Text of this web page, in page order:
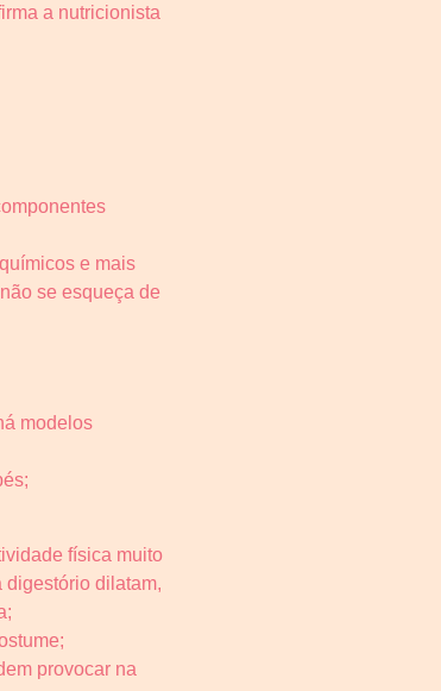
a nutricionista
e mais
se esqueça de
modelos
física muito
digestório dilatam,
provocar na